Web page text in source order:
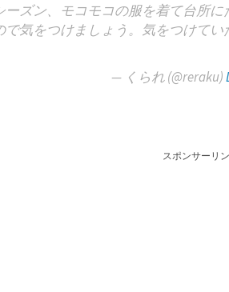
ーズン、モコモコの服を着て台所
で気をつけましょう。気をつけてい
— くられ (@reraku)
スポンサーリ